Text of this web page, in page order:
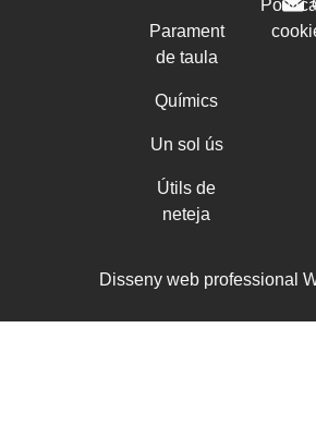
Parament
de taula
Químics
Un sol ús
Útils de
neteja
Disseny web professional